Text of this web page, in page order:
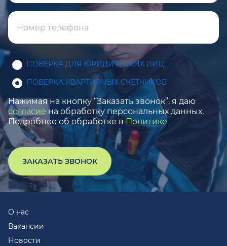
ПОВЕРКА ДЛЯ ЮРИДИЧЕСКИХ ЛИЦ
ПОВЕРКА КВАРТИРНЫХ СЧЕТЧИКОВ
Нажимая на кнопку “Заказать звонок”, я даю
согласие на обработку персональных данных.
Подробнее об обработке в Политике
ЗАКАЗАТЬ ЗВОНОК
О нас
Вакансии
Новости